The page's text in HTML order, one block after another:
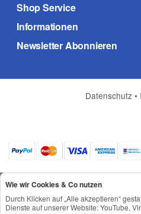
Shop Service
Informationen
Newsletter Abonnieren
Datenschutz •
Wie wir Cookies & Co nutzen
Durch Klicken auf „Alle akzeptieren“
Dienste auf unserer Website: YouTube,